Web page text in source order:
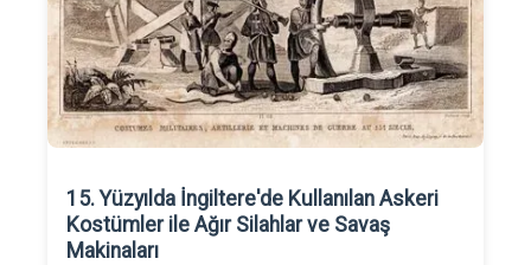
15. Yüzyılda İngiltere'de Kullanılan Askeri
Kostümler ile Ağır Silahlar ve Savaş
Makinaları